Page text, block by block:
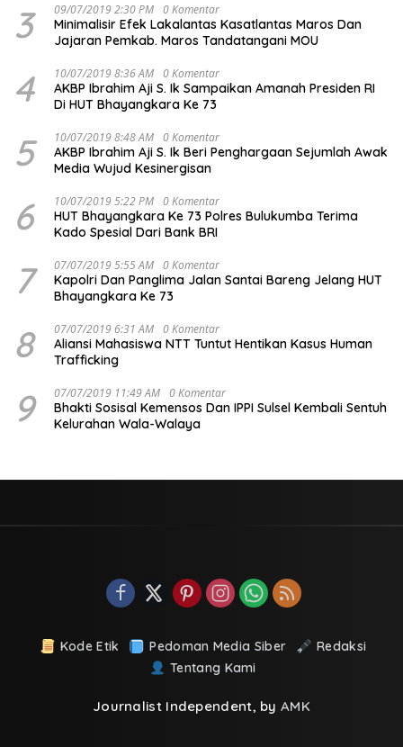
3 09/07/2019 2:30 PM 0 Komentar
Minimalisir Efek Lakalantas Kasatlantas Maros Dan
Jajaran Pemkab. Maros Tandatangani MOU
4 10/07/2019 8:36 AM 0 Komentar
AKBP Ibrahim Aji S. Ik Sampaikan Amanah Presiden RI
Di HUT Bhayangkara Ke 73
5 10/07/2019 8:48 AM 0 Komentar
AKBP Ibrahim Aji S. Ik Beri Penghargaan Sejumlah Awak
Media Wujud Kesinergisan
6 10/07/2019 5:22 PM 0 Komentar
HUT Bhayangkara Ke 73 Polres Bulukumba Terima
Kado Spesial Dari Bank BRI
7 07/07/2019 5:55 AM 0 Komentar
Kapolri Dan Panglima Jalan Santai Bareng Jelang HUT
Bhayangkara Ke 73
8 07/07/2019 6:31 AM 0 Komentar
Aliansi Mahasiswa NTT Tuntut Hentikan Kasus Human
Trafficking
9 07/07/2019 11:49 AM 0 Komentar
Bhakti Sosisal Kemensos Dan IPPI Sulsel Kembali Sentuh
Kelurahan Wala-Walaya
Kode Etik Pedoman Media Siber
Redaksi
Tentang Kami
Journalist Independent, byAMK